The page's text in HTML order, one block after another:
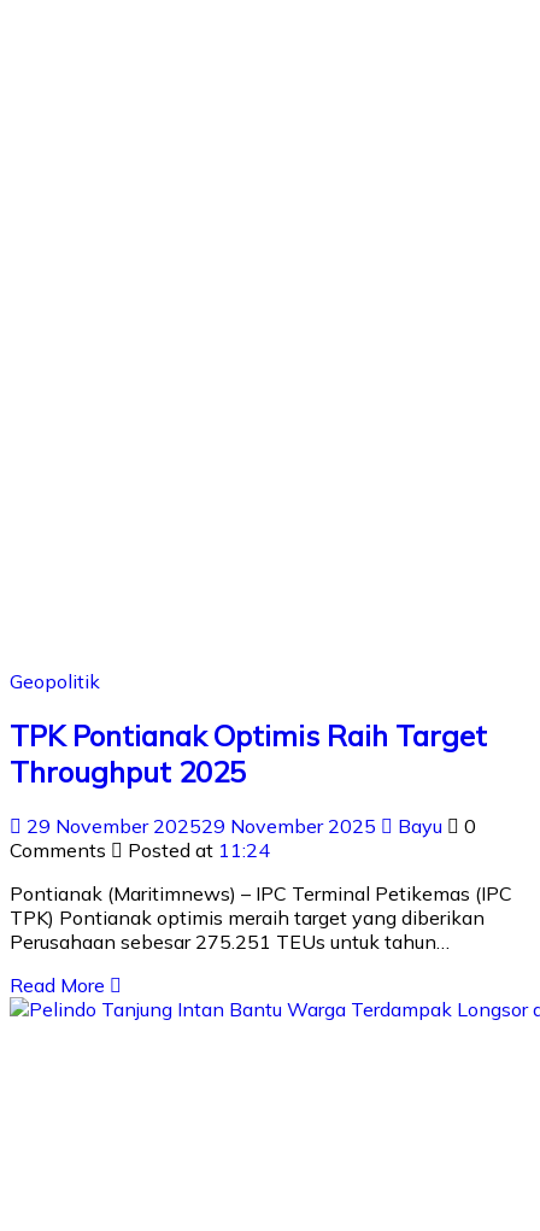
Geopolitik
TPK Pontianak Optimis Raih Target
Throughput 2025
29 November 202529 November 2025 Bayu
0
Comments
Posted at 11:24
Pontianak (Maritimnews) – IPC Terminal Petikemas (IPC
TPK) Pontianak optimis meraih target yang diberikan
Perusahaan sebesar 275.251 TEUs untuk tahun…
Read More